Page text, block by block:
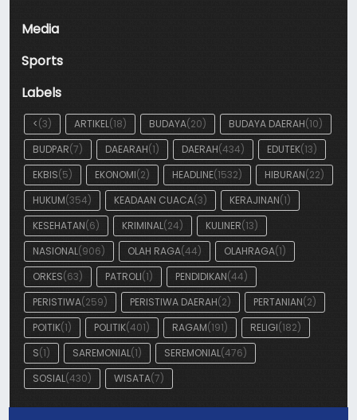
Media
Sports
Labels
<(3) ARTIKEL(18) BUDAYA(20) BUDAYA DAERAH(10)
BUDPAR(7) DAEARAH(1) DAERAH(434) EDUTEK(13)
EKBIS(5) EKONOMI(2) HEADLINE(1532) HIBURAN(22)
HUKUM(354) KEADAAN CUACA(3) KERAJINAN(1)
KESEHATAN(6) KRIMINAL(24) KULINER(13)
NASIONAL(906) OLAH RAGA(44) OLAHRAGA(1)
ORKES(63) PATROLI(1) PENDIDIKAN(44)
PERISTIWA(259) PERISTIWA DAERAH(2) PERTANIAN(2)
POITIK(1) POLITIK(401) RAGAM(191) RELIGI(182)
S(1) SAREMONIAL(1) SEREMONIAL(476)
SOSIAL(430) WISATA(7)